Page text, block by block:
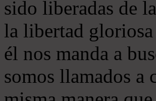
sido liberadas de
la libertad
él nos manda a
somos llamados a